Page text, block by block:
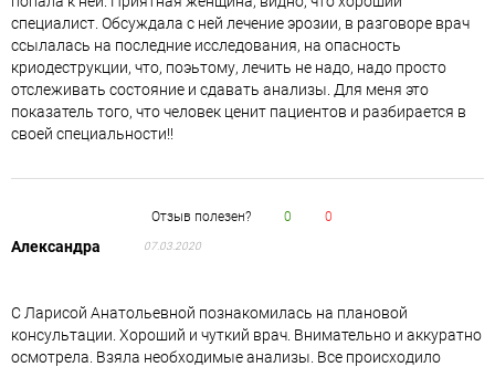
специалист. Обсуждала с ней лечение эрозии, в разговоре врач
ссылалась на последние исследования, на опасность
криодеструкции, что, поэьтому, лечить не надо, надо просто
отслеживать состояние и сдавать анализы. Для меня это
показатель того, что человек ценит пациентов и разбирается в
своей специальности!!
Отзыв полезен? 0 0
Александра 07.03.2020
С Ларисой Анатольевной познакомилась на плановой
консультации. Хороший и чуткий врач. Внимательно и аккуратно
осмотрела. Взяла необходимые анализы. Все происходило